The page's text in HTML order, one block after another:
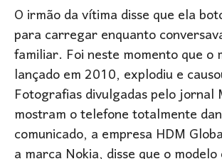
O irmão da vítima disse que ela
para carregar enquanto
familiar. Foi neste momento que o
lançado em 2010, explodiu e
Fotografias divulgadas pelo
mostram o telefone totalmente
comunicado, a empresa HDM